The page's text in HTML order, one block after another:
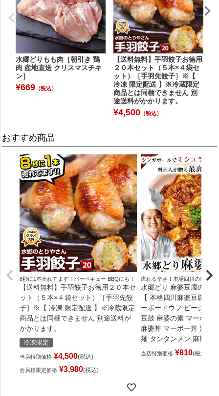
水郷どりもも肉［朝引き 鶏
肉 産地直送 クリスマスチキ
ン］
¥669 （税込）
【送料無料】手羽餃子お徳用
２０本セット（５本×４袋セ
ット）［手羽先餃子］※【
冷凍 限定配送 】※冷蔵限定
商品とは同梱できません 別
途送料がかかります。
¥4,500 （税込）
おすすめ商品
8秒に1本売れてます！バーベキュー BBQにも！
【送料無料】手羽餃子お徳用２０本セ
ット（５本×４袋セット）［手羽先餃
子］※【 冷凍 限定配送 】※冷蔵限定
商品とは同梱できません 別途送料が
かかります。
冷凍限定
当店特別価格 ¥4,500 税込
会員様限定価格 ¥3,980 税込
痺れる辛さ！本場四川の味をご
水郷どり 麻婆豆腐の素
【 本格四川麻婆豆腐 マ
ーボードウフ ピーシェ
豆鼓 麻婆の素 マーボー
麻婆丼 マーボー丼 汁な
麺 タンタンメン 麻辣 本
当店特別価格 ¥810 税込